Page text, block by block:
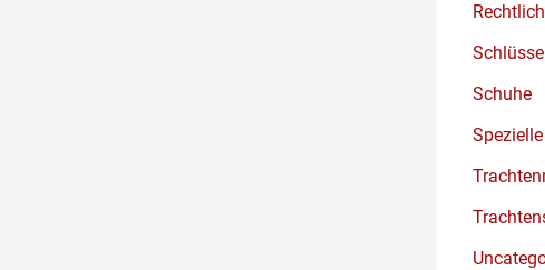
Schuhe